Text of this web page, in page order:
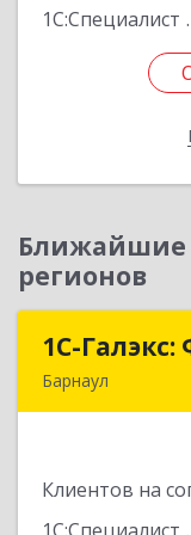
1С:Специалист
Ближайшие
регионов
1С-
Барнаул
Клиентов на